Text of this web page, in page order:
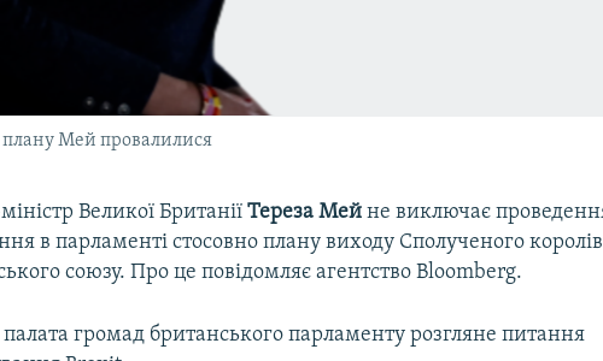
плану Мей провалилися
Великої БританіїТереза Мей не виключає
в парламенті стосовно плану виходу Сполученого
союзу. Про це повідомляє агентство Bloomberg.
палата громад британського парламенту розгляне питання